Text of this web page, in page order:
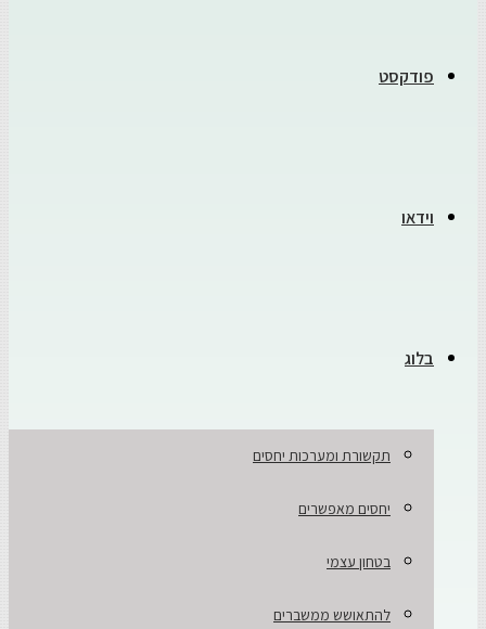
פודקסט
וידאו
בלוג
תקשורת ומערכות יחסים
יחסים מאפשרים
בטחון עצמי
להתאושש ממשברים